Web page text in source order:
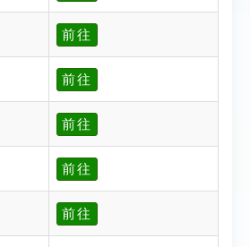
前往
前往
前往
前往
前往